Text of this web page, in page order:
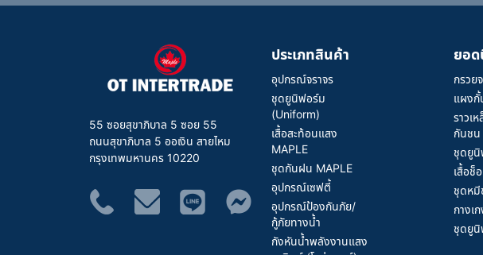
55 ซอยสุขาภิบาล 5 ซอย 55
ถนนสุขาภิบาล 5 ออเงิน สายไหม
กรุงเทพมหานคร 10220
ประเภทสินค้า
อุปกรณ์จราจร
ชุดยูนิฟอร์ม
(Uniform)
เสื้อสะท้อนแสง
MAPLE
ชุดกันฝน MAPLE
อุปกรณ์เซฟตี้
อุปกรณ์ป้องกันภัย/
กู้ภัยทางน้ำ
กังหันน้ำพลังงานแสง
ยอ
กรวย
แผงกั้
ราวเ
กันชน
ชุดยูนิ
เสื้อช็
ชุดหมี
กางเ
ชุดยู